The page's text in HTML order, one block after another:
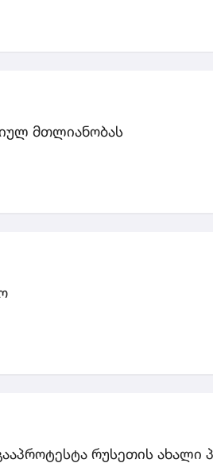
მთლიანობას
რუსეთის ახალი